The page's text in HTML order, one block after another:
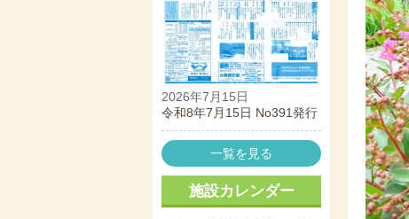
2026年7月15日
令和8年7月15日 No391発行
一覧を見る
施設カレンダー